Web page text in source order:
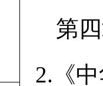
第
2.《